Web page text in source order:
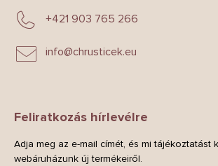
info@chrusticek.eu
+421 903 765 266
Feliratkozás hírlevélre
Adja meg az e-mail címét, és mi tájékoztatást
webáruházunk új termékeiről.